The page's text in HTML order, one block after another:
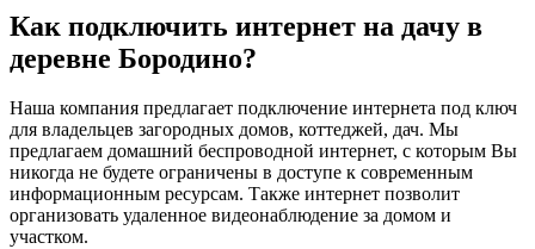
Как подключить интернет на дачу в
деревне Бородино?
Наша компания предлагает подключение интернета под ключ
для владельцев загородных домов, коттеджей, дач. Мы
предлагаем домашний беспроводной интернет, с которым Вы
никогда не будете ограничены в доступе к современным
информационным ресурсам. Также интернет позволит
организовать удаленное видеонаблюдение за домом и
участком.